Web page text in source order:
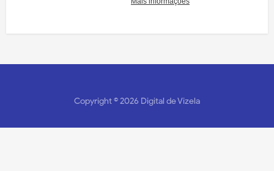
Copyright ©2026 Digital de Vizela